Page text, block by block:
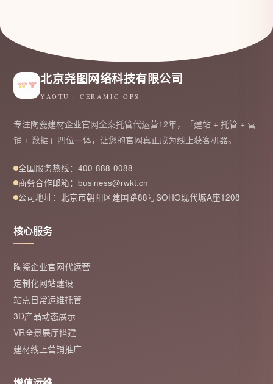
北京尧图网络科技有限公司
YAOTU · CERAMIC OPS
专注陶瓷建材企业官网全案托管代运营12年，「建站 + 托管 + 营
销 + 数据」四位一体，让您的官网真正成为线上获客机器。
全国服务热线：400-888-0088
商务合作邮箱：business@rwkt.cn
公司地址：北京市朝阳区建国路88号SOHO现代城A座1208
核心服务
陶瓷企业官网代运营
定制化网站建设
站点日常运维托管
3D产品动态展示
VR全景展厅搭建
建材线上营销推广